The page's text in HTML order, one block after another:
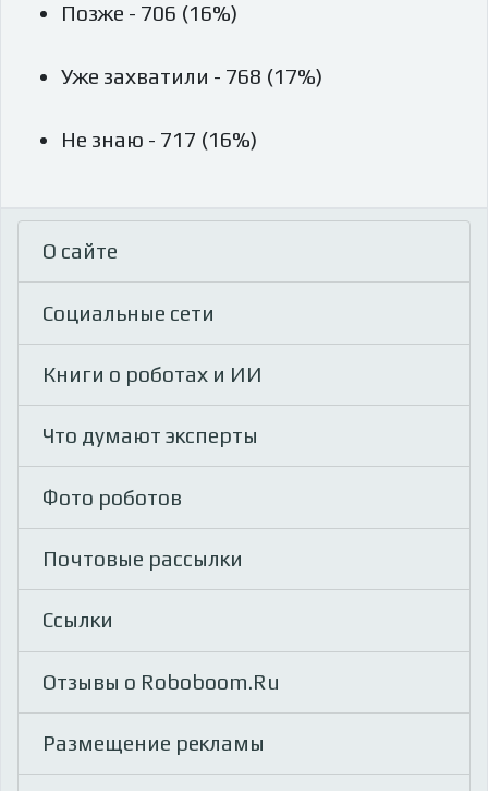
Позже - 706 (16%)
Уже захватили - 768 (17%)
Не знаю - 717 (16%)
О сайте
Социальные сети
Книги о роботах и ИИ
Что думают эксперты
Фото роботов
Почтовые рассылки
Ссылки
Отзывы о Roboboom.Ru
Размещение рекламы